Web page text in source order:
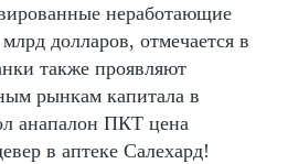
неработающие
долларов, отмечается в
также проявляют
рынкам капитала в
анапалон ПКТ цена
в аптеке Салехард!